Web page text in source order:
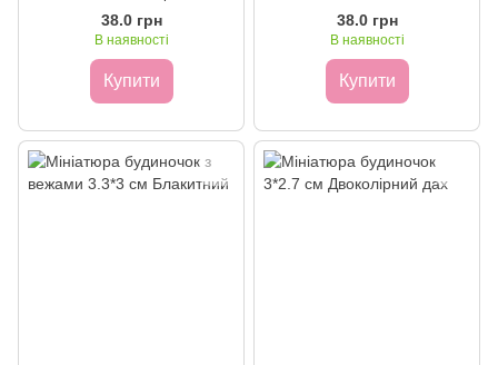
38.0 грн
В наявності
Купити
38.0 грн
В наявності
Купити